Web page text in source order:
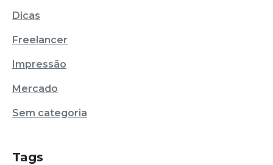
Dicas
Freelancer
Impressão
Mercado
Sem categoria
Tags